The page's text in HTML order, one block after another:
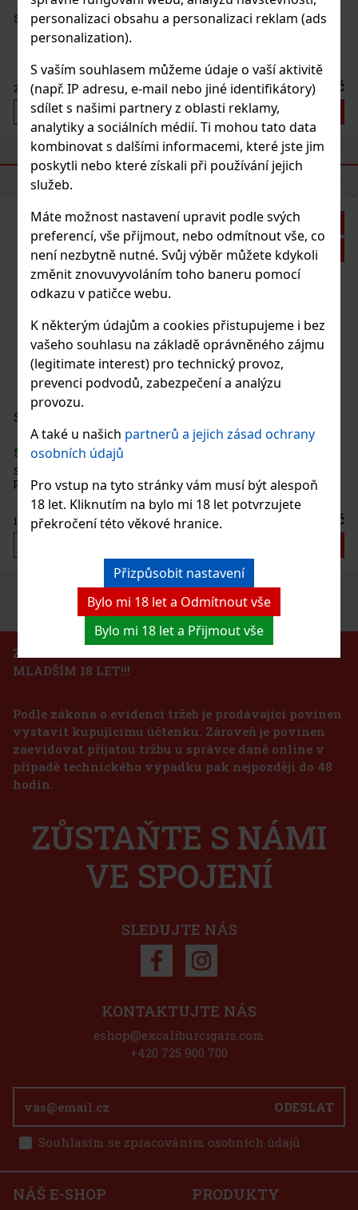
personalizaci obsahu a personalizaci reklam (ads
personalization).
S vaším souhlasem můžeme údaje o vaší aktivitě
(např. IP adresu, e-mail nebo jiné identifikátory)
sdílet s našimi partnery z oblasti reklamy,
analytiky a sociálních médií. Ti mohou tato data
kombinovat s dalšími informacemi, které jste jim
poskytli nebo které získali při používání jejich
služeb.
Máte možnost nastavení upravit podle svých
preferencí, vše přijmout, nebo odmítnout vše, co
není nezbytně nutné. Svůj výběr můžete kdykoli
změnit znovuvyvoláním toho baneru pomocí
odkazu v patičce webu.
K některým údajům a cookies přistupujeme i bez
vašeho souhlasu na základě oprávněného zájmu
(legitimate interest) pro technický provoz,
prevenci podvodů, zabezpečení a analýzu
provozu.
A také u našich partnerů a jejich zásad ochrany
osobních údajů
Pro vstup na tyto stránky vám musí být alespoň
18 let. Kliknutím na bylo mi 18 let potvrzujete
překročení této věkové hranice.
Přizpůsobit nastavení
Bylo mi 18 let a Odmítnout vše
Bylo mi 18 let a Přijmout vše
SKLADEM(> 5 ks)
267Kč bez DPH 323 Kč
Do košíku
El Baton Belicoso 1/25
SKLADEM(> 5 ks)
234Kč bez DPH
Do košíku
DOPORUČENÉ PRODUKTY
Sleva: 21%
Akce
Serbetli Toastet Berri 50g
SKLADEM(3 ks)
Serbetli Toastet Berri 50g - turecký světlý tabák do vodní dýmky s
příchutí kořeněného mixu malin a ostružin.
132 Kč bez DPH 160 Kč
Sleva: 24%
Joya de Nicaragua Cinco de Cinco Sampler - 4 ks
SKLADEM(2 ks)
SKLADEM(5 ks)
PreviousNext
ZÁKAZ PRODEJE TABÁKOVÝCH VÝROBKŮ OSOBÁM
MLADŠÍM 18 LET!!!
Podle zákona o evidenci tržeb je prodávající povinen
vystavit kupujícímu účtenku. Zároveň je povinen
zaevidovat přijatou tržbu u správce daně online v
případě technického výpadku pak nejpozději do 48
hodin.
ZŮSTAŇTE S NÁMI
VE SPOJENÍ
SLEDUJTE NÁS
ODESLAT
Souhlasím se zpracováním osobních údajů
KONTAKTUJTE NÁS
eshop@excaliburcigars.com
+420 725 900 700
NÁŠ E-SHOP PRODUKTY